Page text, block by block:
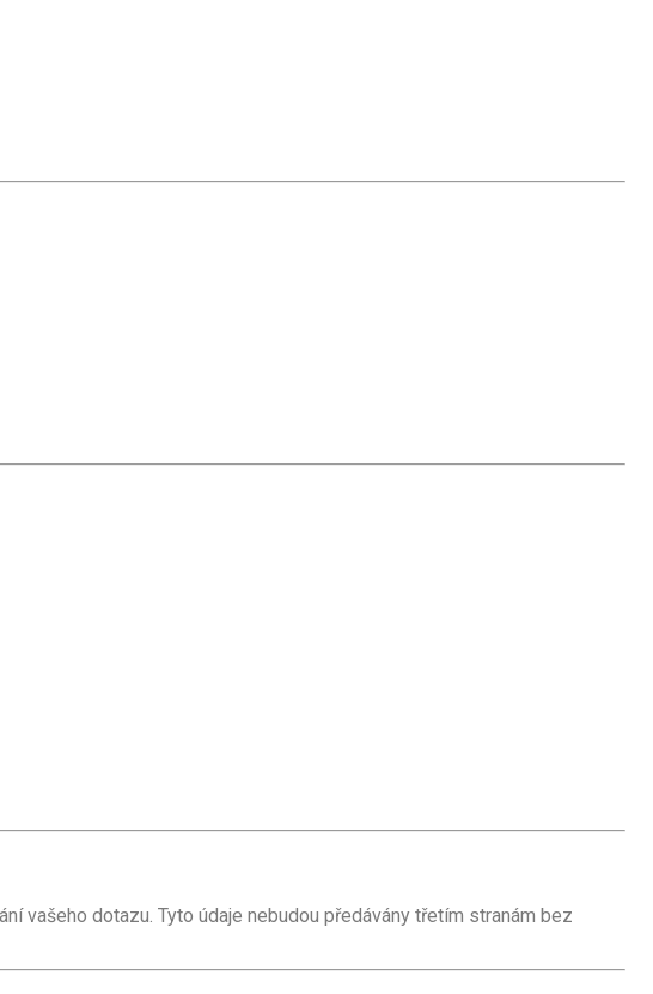
vašeho dotazu. Tyto údaje nebudou předávány třetím stranám bez